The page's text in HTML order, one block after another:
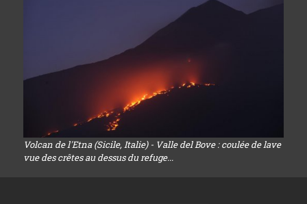
Volcan de l'Etna (Sicile, Italie) - Valle del Bove : coulée de lave
vue des crêtes au dessus du refuge...